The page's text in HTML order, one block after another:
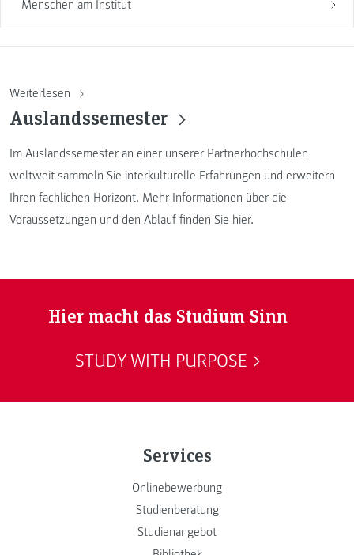
Menschen am Institut
Weiterlesen
Auslandssemester
Im Auslandssemester an einer unserer Partnerhochschulen
weltweit sammeln Sie interkulturelle Erfahrungen und erweitern
Ihren fachlichen Horizont. Mehr Informationen über die
Voraussetzungen und den Ablauf finden Sie hier.
Hier macht das Studium Sinn
STUDY WITH PURPOSE
Services
Onlinebewerbung
Studienberatung
Studienangebot